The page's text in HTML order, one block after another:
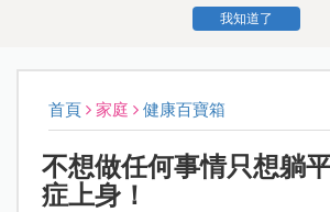
我知道了
首頁 家庭 健康百寶箱
不想做任何事情只想躺
症上身！